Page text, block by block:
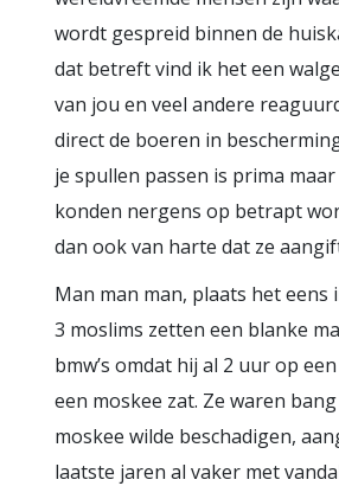
wordt gespreid binnen de
dat betreft vind ik het een
van jou en veel andere
direct de boeren in
je spullen passen is prima
konden nergens op betrapt
dan ook van harte dat ze
Man man man, plaats het eens
3 moslims zetten een blanke
bmw’s omdat hij al 2 uur op
een moskee zat. Ze waren
moskee wilde beschadigen,
laatste jaren al vaker met